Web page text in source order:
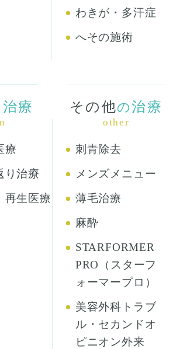
わきが・多汗症
へその施術
治療
療
り治療
再生医療
その他の治療
other
刺青除去
メンズメニュー
薄毛治療
麻酔
STARFORMER
PRO（スターフ
ォーマープロ）
美容外科トラブ
ル・セカンドオ
ピニオン外来